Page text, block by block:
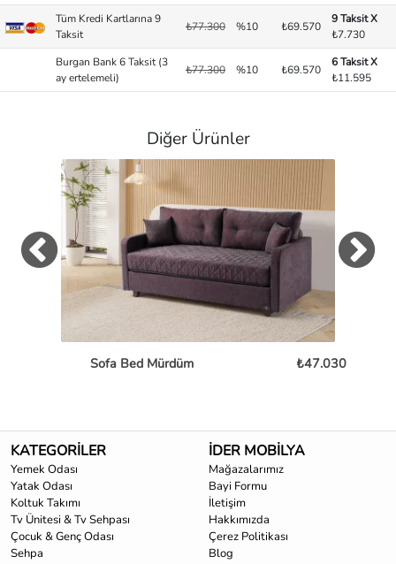
Tüm Kredi Kartlarına 9
Taksit
₺77.300 %10 ₺69.570
9 Taksit X
₺7.730
Burgan Bank 6 Taksit (3
ay ertelemeli)
₺77.300 %10 ₺69.570
6 Taksit X
₺11.595
Diğer Ürünler
Sofa Bed Mürdüm ₺47.030
KATEGORİLER
Yemek Odası
Yatak Odası
Koltuk Takımı
Tv Ünitesi & Tv Sehpası
Çocuk & Genç Odası
Sehpa
İDER MOBİLYA
Mağazalarımız
Bayi Formu
İletişim
Hakkımızda
Çerez Politikası
Blog